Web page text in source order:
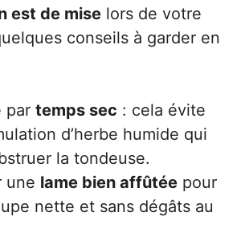
est de mise lors de votre
conseils à garder en
par temps sec : cela évite
d’herbe humide qui
la tondeuse.
une lame bien affûtée pour
nette et sans dégâts au